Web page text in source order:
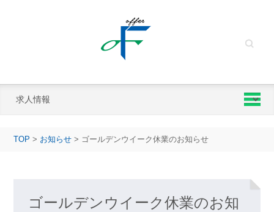
Search
TOP > お知らせ > ゴールデンウイーク休業のお知らせ
ゴールデンウイーク休業のお知